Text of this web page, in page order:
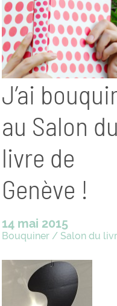
J’ai
au Salon du
livre de
Genève !
14 mai 2015
Bouquiner / Salon du